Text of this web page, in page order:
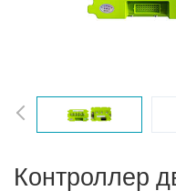
Контроллер